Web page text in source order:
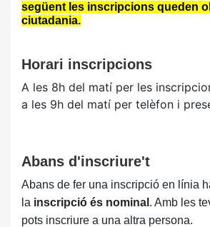
següent les inscripcions queden
ciutadania.
Horari inscripcions
A les 8h del matí per les
a les 9h del matí per telèfon i
Abans d'inscriure't
Abans de fer una inscripció en línia
la inscripció és nominal . Amb les
pots inscriure a una altra persona.